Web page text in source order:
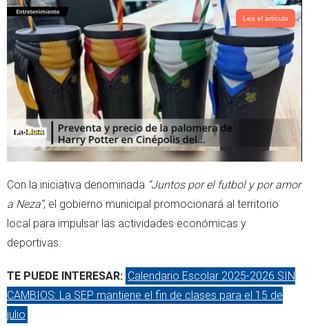
Lea el artículo
Con la iniciativa denominada “Juntos por el futbol y por amor
a Neza”, el gobierno municipal promocionará al territorio
local para impulsar las actividades económicas y
deportivas.
TE PUEDE INTERESAR: Calendario Escolar 2025-2026 SIN
CAMBIOS: La SEP mantiene el fin de clases para el 15 de
julio